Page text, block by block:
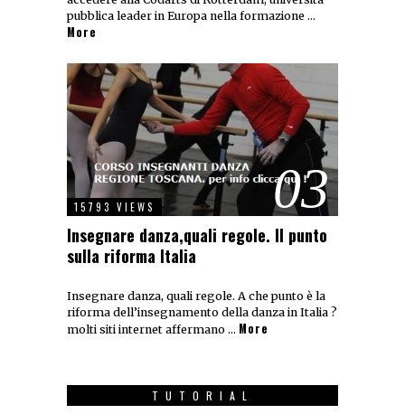
pubblica leader in Europa nella formazione …
More
03
15793 VIEWS
Insegnare danza,quali regole. Il punto
sulla riforma Italia
Insegnare danza, quali regole. A che punto è la
riforma dell’insegnamento della danza in Italia ?
molti siti internet affermano … More
TUTORIAL